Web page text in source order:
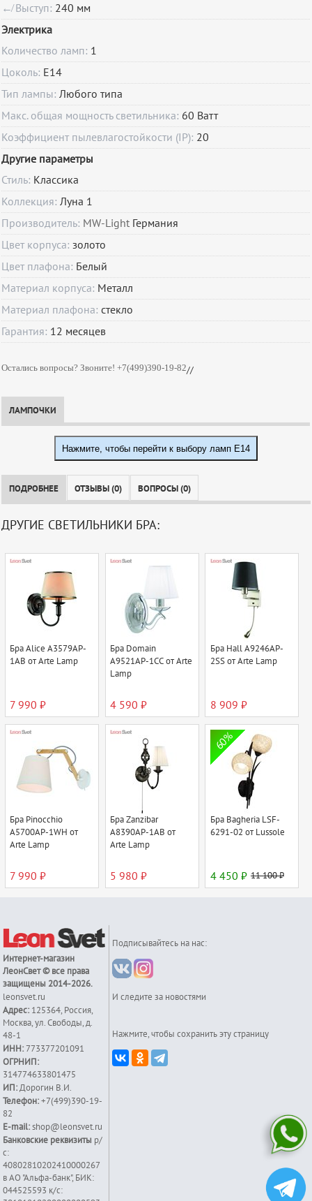
↚ Выступ: 240 мм
Электрика
Количество ламп: 1
Цоколь: E14
Тип лампы:Любого типа
Макс. общая мощность светильника: 60 Ватт
Коэффициент пылевлагостойкости (IP): 20
Другие параметры
Стиль: Классика
Коллекция:Луна 1
Производитель: MW-Light Германия
Цвет корпуса:золото
Цвет плафона: Белый
Материал корпуса: Металл
Материал плафона:стекло
Гарантия: 12 месяцев
Остались вопросы? Звоните! +7(499)390-19-82//
ЛАМПОЧКИ
Нажмите, чтобы перейти к выбору ламп E14
ПОДРОБНЕЕ ОТЗЫВЫ (0) ВОПРОСЫ (0)
ДРУГИЕ СВЕТИЛЬНИКИ БРА:
Бра Alice A3579AP-
1AB от Arte Lamp
7 990 ₽
Бра Domain
A9521AP-1CC от Arte
Lamp
4 590 ₽
Бра Hall A9246AP-
2SS от Arte Lamp
8 909 ₽
Бра Pinocchio
A5700AP-1WH от
Arte Lamp
7 990 ₽
Бра Zanzibar
A8390AP-1AB от
Arte Lamp
5 980 ₽
60%
Бра Bagheria LSF-
6291-02 от Lussole
4 450 ₽ 11 100 ₽
Интернет-магазин
ЛеонСвет© все права
защищены 2014-2026.
leonsvet.ru
Адрес: 125364, Россия,
Москва,ул. Свободы, д.
48-1
ИНН:773377201091
ОГРНИП:
314774633801475
ИП:Дорогин В.И.
Телефон: +7(499)390-19-
82
E-mail: shop@leonsvet.ru
Банковские реквизиты р/
с:
40802810202410000267
в АО "Альфа-банк", БИК:
044525593 к/c:
Подписывайтесь на нас:
И следите за новостями
Нажмите, чтобы сохранить эту страницу